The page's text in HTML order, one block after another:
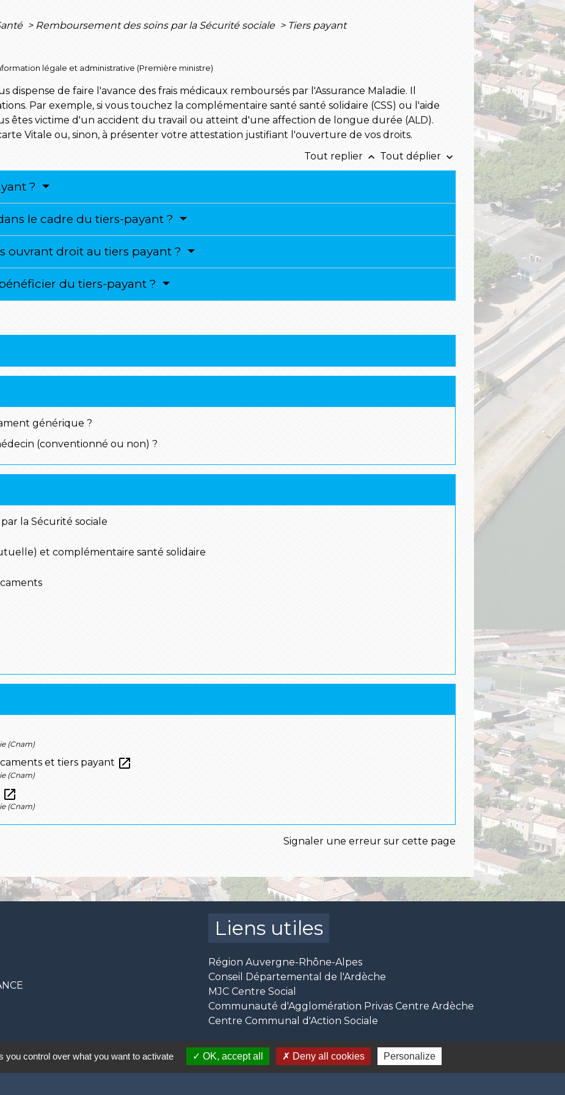
> Remboursement des soins par la Sécurité sociale > Tiers payant
légale et administrative (Première ministre)
dispense de faire l'avance des frais médicaux remboursés par l'Assurance Maladie. Il
Par exemple, si vous touchez la complémentaire santé santé solidaire (CSS) ou l'aide
êtes victime d'un accident du travail ou atteint d'une affection de longue durée (ALD).
Vitale ou, sinon, à présenter votre attestation justifiant l'ouverture de vos droits.
Tout replier keyboard_arrow_up Tout déplier keyboard_arrow_down
?
le cadre du tiers-payant ?
ouvrant droit au tiers payant ?
du tiers-payant ?
générique ?
(conventionné ou non) ?
la Sécurité sociale
et complémentaire santé solidaire
(Cnam)
et tiers payant open_in_new
(Cnam)
open_in_new
(Cnam)
Signaler une erreur sur cette page
Liens utiles
Région Auvergne-Rhône-Alpes
Conseil Départemental de l'Ardèche
MJC Centre Social
Communauté d'Agglomération Privas Centre Ardèche
Centre Communal d'Action Sociale
you control over what you want to activate OK, accept all Deny all cookies Personalize